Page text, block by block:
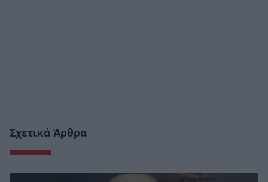
Σχετικά Άρθρα